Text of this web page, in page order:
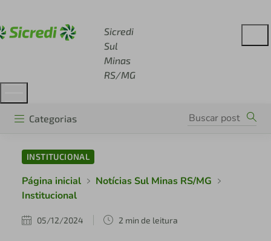
Sicredi
Sul
Minas
RS/MG
Categorias
INSTITUCIONAL
Página inicial
Notícias Sul Minas RS/MG
Institucional
05/12/2024 2 min de leitura